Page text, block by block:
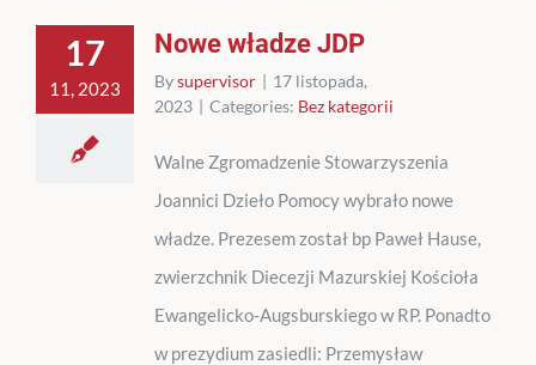
17
11, 2023
Nowe władze JDP
Bysupervisor | 17 listopada,
2023 | Categories: Bez kategorii
Walne Zgromadzenie Stowarzyszenia
Joannici Dzieło Pomocy wybrało nowe
władze. Prezesem został bp Paweł Hause,
zwierzchnik Diecezji Mazurskiej Kościoła
Ewangelicko-Augsburskiego w RP. Ponadto
w prezydium zasiedli: Przemysław